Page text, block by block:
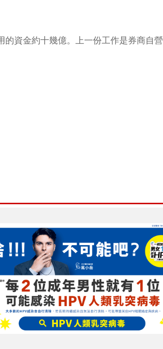
資金約十幾億。上一份工作是券商自